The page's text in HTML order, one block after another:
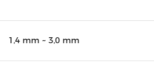
1,4 mm ~ 3,0 mm